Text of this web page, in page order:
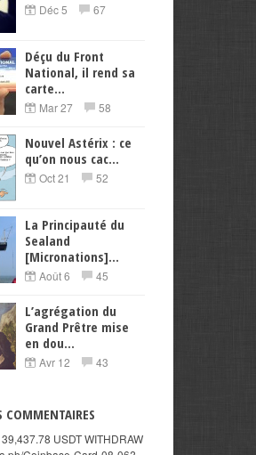
Déc 5 67
Déçu du Front
National, il rend sa
carte...
Mar 27 58
Nouvel Astérix : ce
qu’on nous cac...
Oct 21 52
La Principauté du
Sealand
[Micronations]...
Août 6 45
L’agrégation du
Grand Prêtre mise
en dou...
Avr 12 43
COMMENTAIRES
USDT WITHDRAW